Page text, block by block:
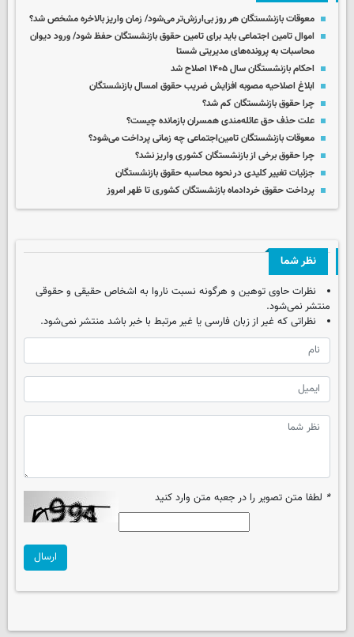
معوقات بازنشستگان هر روز بی‌ارزش‌تر می‌شود/ زمان واریز بالاخره مشخص شد؟
اموال تامین اجتماعی باید برای تامین حقوق بازنشستگان حفظ شود/ ورود دیوان
محاسبات به پرونده‌های مدیریتی شستا
احکام بازنشستگان سال ۱۴۰۵ اصلاح شد
ابلاغ اصلاحیه مصوبه افزایش ضریب حقوق امسال بازنشستگان
چرا حقوق بازنشستگان کم شد؟
علت حذف حق عائله‌مندی همسران بازمانده چیست؟
معوقات بازنشستگان تامین‌اجتماعی چه زمانی پرداخت می‌شود؟
چرا حقوق برخی از بازنشستگان کشوری واریز نشد؟
جزئیات تغییر کلیدی در نحوه محاسبه حقوق بازنشستگان
پرداخت حقوق خردادماه بازنشستگان کشوری تا ظهر امروز
نظر شما
نظرات حاوی توهین و هرگونه نسبت ناروا به اشخاص حقیقی و حقوقی
منتشر نمی‌شود.
نظراتی که غیر از زبان فارسی یا غیر مرتبط با خبر باشد منتشر نمی‌شود.
* لطفا متن تصویر را در جعبه متن وارد کنید
ارسال